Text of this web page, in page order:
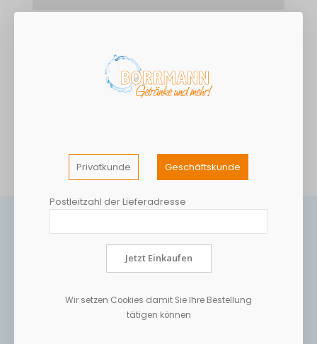
Medium BAD PYRMONTER natürliches Mineralwasser mit wenig
Privatkunde Geschäftskunde
Postleitzahl der Lieferadresse
Jetzt Einkaufen
Wir setzen Cookies damit Sie Ihre Bestellung
tätigen können